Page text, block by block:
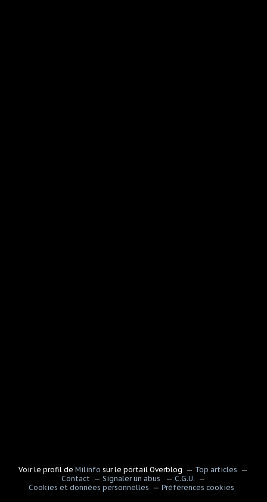
Voir le profil deMilinfo sur le portail Overblog
Top articles
Contact
Signaler un abus
C.G.U.
Cookies et données personnelles
Préférences cookies